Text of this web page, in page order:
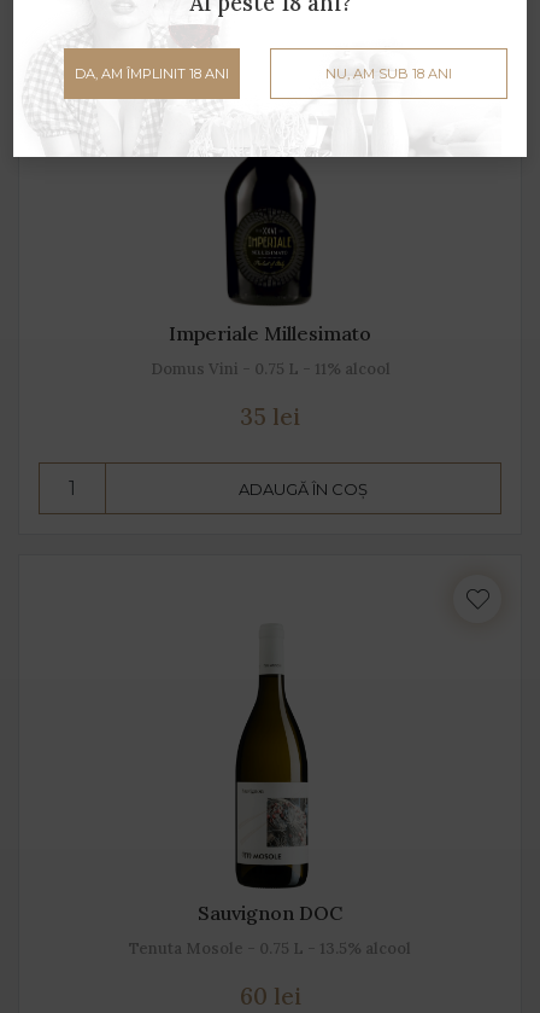
Imperiale Millesimato
Domus Vini - 0.75 L - 11% alcool
35 lei
ADAUGĂ ÎN COȘ
Sauvignon DOC
Tenuta Mosole - 0.75 L - 13.5% alcool
60 lei
DA, AM ÎMPLINIT 18 ANI NU, AM SUB 18 ANI